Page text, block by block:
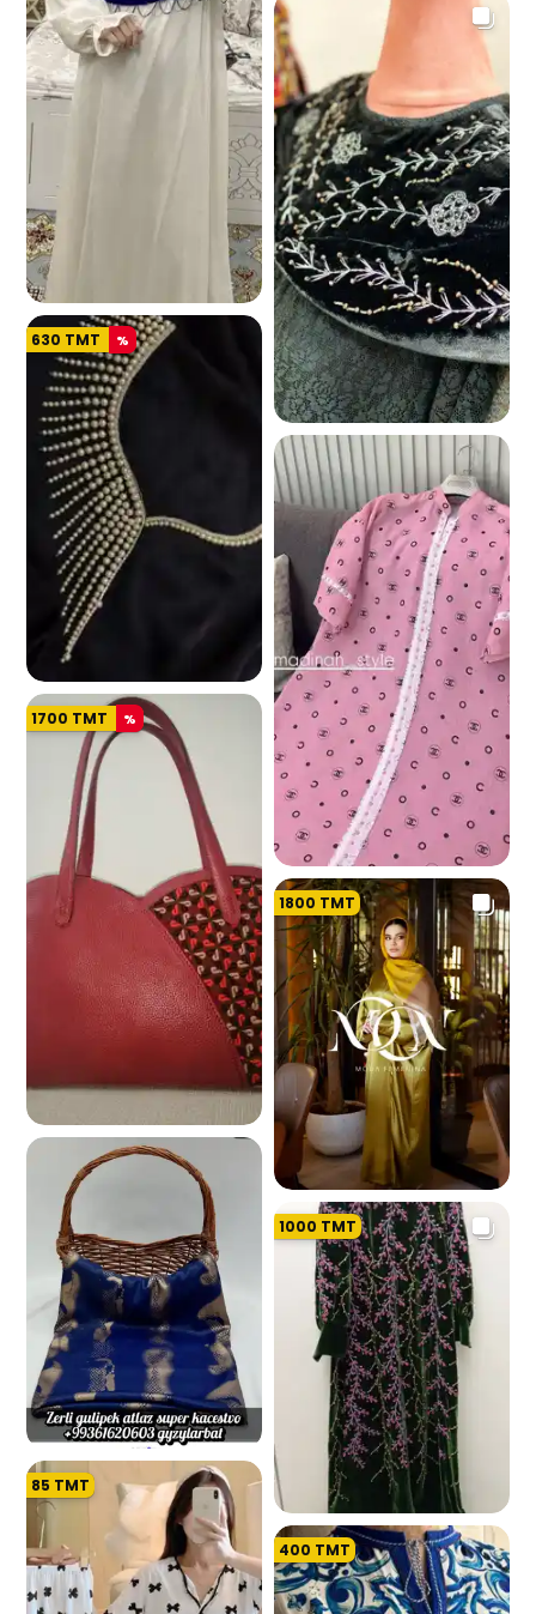
772
1.0 K
4.8 K
1.5 K
630 TMT %
663
2.3 K
1700 TMT %
5.2 K
1800 TMT
615
824
1000 TMT
85 TMT
400 TMT